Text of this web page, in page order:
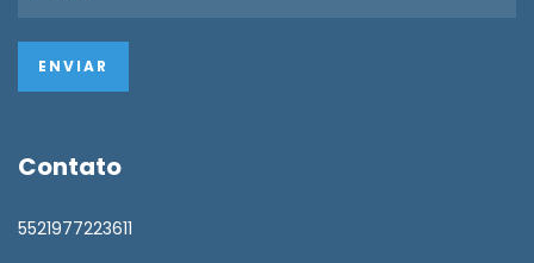
Contato
5521977223611